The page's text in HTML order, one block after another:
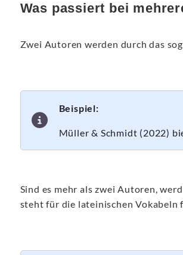
Was passiert bei
Zwei Autoren werden durch das
Beispiel:
Müller & Schmidt (2022)
Sind es mehr als zwei Autoren,
steht für die lateinischen Vokabeln